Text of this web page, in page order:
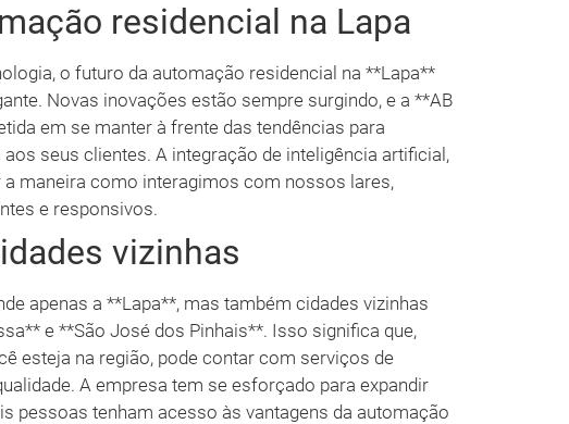
residencial na Lapa
o futuro da automação residencial na **Lapa**
Novas inovações estão sempre surgindo, e a **AB
em se manter à frente das tendências para
seus clientes. A integração de inteligência artificial,
maneira como interagimos com nossos lares,
e responsivos.
vizinhas
apenas a **Lapa**, mas também cidades vizinhas
e **São José dos Pinhais**. Isso significa que,
esteja na região, pode contar com serviços de
A empresa tem se esforçado para expandir
pessoas tenham acesso às vantagens da automação